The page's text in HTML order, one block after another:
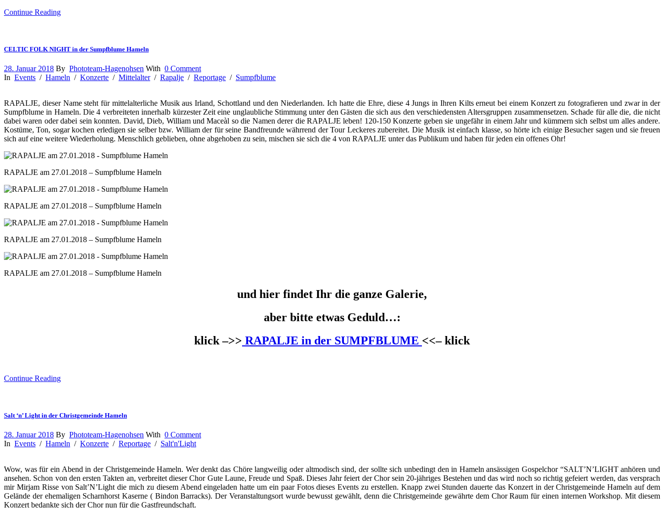
Continue Reading
CELTIC FOLK NIGHT in der Sumpfblume Hameln
28. Januar 2018 By Phototeam-Hagenohsen With 0 Comment
In Events / Hameln / Konzerte / Mittelalter/ Rapalje / Reportage / Sumpfblume
RAPALJE, dieser Name steht für mittelalterliche Musik aus Irland, Schottland und den Niederlanden. Ich hatte die Ehre, diese 4 Jungs in Ihren Kilts erneut bei einem Konzert zu fotografieren und zwar in der
Sumpfblume in Hameln. Die 4 verbreiteten innerhalb kürzester Zeit eine unglaubliche Stimmung unter den Gästen die sich aus den verschiedensten Altersgruppen zusammensetzen. Schade für alle die, die nicht
dabei waren oder dabei sein konnten. David, Dieb, William und Maceàl so die Namen derer die RAPALJE leben! 120-150 Konzerte geben sie ungefähr in einem Jahr und kümmern sich selbst um alles andere.
Kostüme, Ton, sogar kochen erledigen sie selber bzw. William der für seine Bandfreunde währrend der Tour Leckeres zubereitet. Die Musik ist einfach klasse, so hörte ich einige Besucher sagen und sie freuen
sich auf eine weitere Wiederholung. Menschlich geblieben, ohne abgehoben zu sein, mischen sie sich die 4 von RAPALJE unter das Publikum und haben für jeden ein offenes Ohr!
RAPALJE am 27.01.2018 – Sumpfblume Hameln
RAPALJE am 27.01.2018 – Sumpfblume Hameln
RAPALJE am 27.01.2018 – Sumpfblume Hameln
RAPALJE am 27.01.2018 – Sumpfblume Hameln
und hier findet Ihr die ganze Galerie,
aber bitte etwas Geduld…:
klick –>> RAPALJE in der SUMPFBLUME <<– klick
Continue Reading
Salt ‘n’ Light in der Christgemeinde Hameln
28. Januar 2018 By Phototeam-Hagenohsen With 0 Comment
In Events / Hameln / Konzerte / Reportage / Salt'n'Light
Wow, was für ein Abend in der Christgemeinde Hameln. Wer denkt das Chöre langweilig oder altmodisch sind, der sollte sich unbedingt den in Hameln ansässigen Gospelchor “SALT’N’LIGHT anhören und
ansehen. Schon von den ersten Takten an, verbreitet dieser Chor Gute Laune, Freude und Spaß. Dieses Jahr feiert der Chor sein 20-jähriges Bestehen und das wird noch so richtig gefeiert werden, das versprach
mir Mirjam Risse von Salt’N’Light die mich zu diesem Abend eingeladen hatte um ein paar Fotos dieses Events zu erstellen. Knapp zwei Stunden dauerte das Konzert in der Christgemeinde Hameln auf dem
Gelände der ehemaligen Scharnhorst Kaserne ( Bindon Barracks). Der Veranstaltungsort wurde bewusst gewählt, denn die Christgemeinde gewährte dem Chor Raum für einen internen Workshop. Mit diesem
Konzert bedankte sich der Chor nun für die Gastfreundschaft.